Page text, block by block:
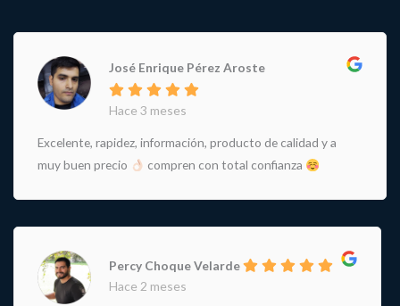
José Enrique Pérez Aroste
Hace 3 meses
Excelente, rapidez, información, producto de calidad y a
muy buen precio
compren con total confianza
Percy Choque Velarde
Hace 2 meses